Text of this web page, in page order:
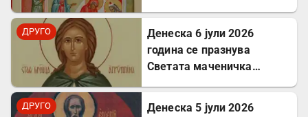
ДРУГО
Денеска 6 јули 2026
година се празнува
Светата маченичка
ДРУГО
Денеска 5 јули 2026